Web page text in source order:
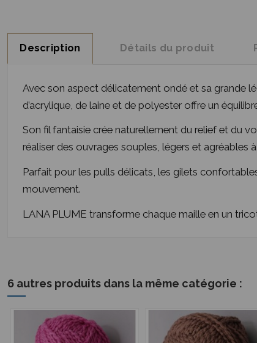
Description Détails du produit
Avec son aspect délicatement ondé et sa grande
d’acrylique, de laine et de polyester offre un
Son fil fantaisie crée naturellement du relief et du
réaliser des ouvrages souples, légers et agréables
Parfait pour les pulls délicats, les gilets
mouvement.
LANA PLUME transforme chaque maille en un
6 autres produits dans la même catégorie :